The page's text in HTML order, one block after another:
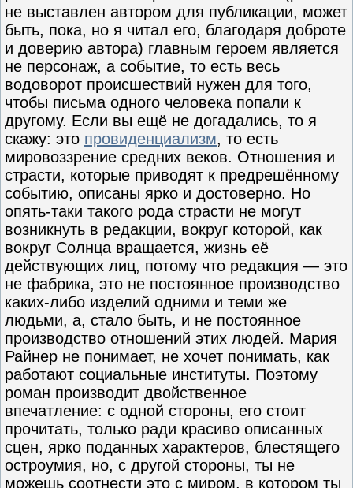
не выставлен автором для публикации, может
быть, пока, но я читал его, благодаря доброте
и доверию автора) главным героем является
не персонаж, а событие, то есть весь
водоворот происшествий нужен для того,
чтобы письма одного человека попали к
другому. Если вы ещё не догадались, то я
скажу: это провиденциализм, то есть
мировоззрение средних веков. Отношения и
страсти, которые приводят к предрешённому
событию, описаны ярко и достоверно. Но
опять-таки такого рода страсти не могут
возникнуть в редакции, вокруг которой, как
вокруг Солнца вращается, жизнь её
действующих лиц, потому что редакция — это
не фабрика, это не постоянное производство
каких-либо изделий одними и теми же
людьми, а, стало быть, и не постоянное
производство отношений этих людей. Мария
Райнер не понимает, не хочет понимать, как
работают социальные институты. Поэтому
роман производит двойственное
впечатление: с одной стороны, его стоит
прочитать, только ради красиво описанных
сцен, ярко поданных характеров, блестящего
остроумия, но, с другой стороны, ты не
можешь соотнести это с миром, в котором ты